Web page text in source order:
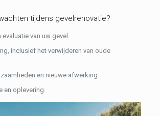
tijdens gevelrenovatie?
van uw gevel.
inclusief het verwijderen van oude
en nieuwe afwerking.
en oplevering.